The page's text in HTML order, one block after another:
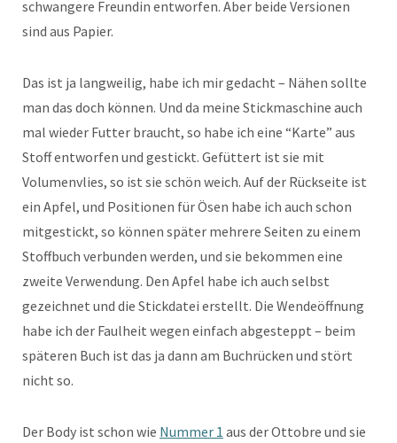
schwangere Freundin entworfen. Aber beide Versionen
sind aus Papier.
Das ist ja langweilig, habe ich mir gedacht – Nähen sollte
man das doch können. Und da meine Stickmaschine auch
mal wieder Futter braucht, so habe ich eine “Karte” aus
Stoff entworfen und gestickt. Gefüttert ist sie mit
Volumenvlies, so ist sie schön weich. Auf der Rückseite ist
ein Apfel, und Positionen für Ösen habe ich auch schon
mitgestickt, so können später mehrere Seiten zu einem
Stoffbuch verbunden werden, und sie bekommen eine
zweite Verwendung. Den Apfel habe ich auch selbst
gezeichnet und die Stickdatei erstellt. Die Wendeöffnung
habe ich der Faulheit wegen einfach abgesteppt – beim
späteren Buch ist das ja dann am Buchrücken und stört
nicht so.
Der Body ist schon wie Nummer 1 aus der Ottobre und sie